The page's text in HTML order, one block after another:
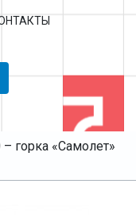
горка «Самолет»